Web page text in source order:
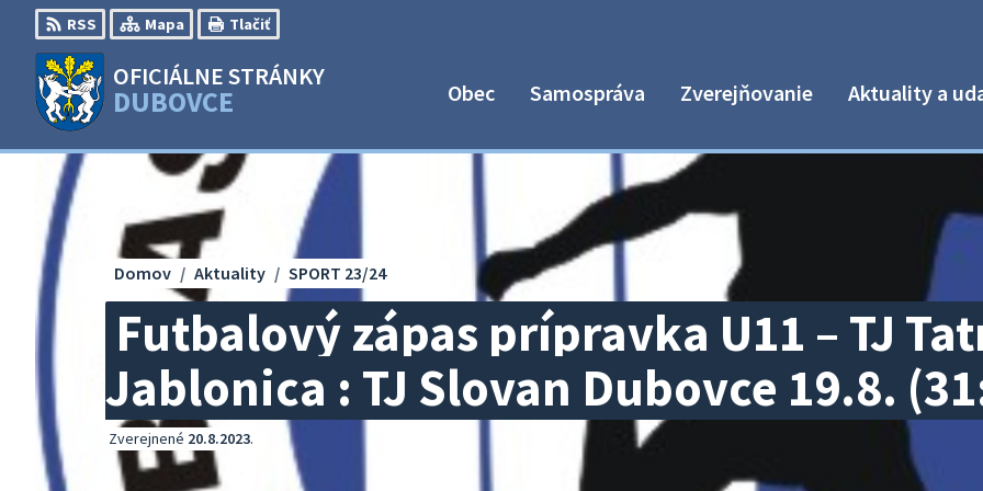
Preskočiť
na
obsah
RSS Mapa Tlačiť
OFICIÁLNE STRÁNKY
DUBOVCE Obec Samospráva Zverejňovanie Aktuality a
Futbalový zápas prípravka U11 – TJ
Jablonica : TJ Slovan Dubovce 19.8.
Domov Aktuality SPORT 23/24
Zverejnené 20.8.2023.